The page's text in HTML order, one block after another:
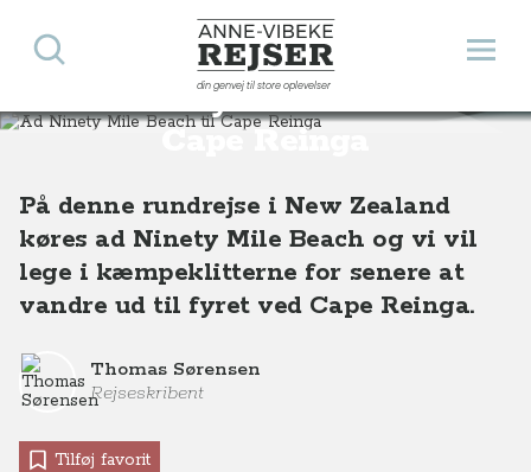
Anne-Vibeke Rejser
din genvej til store oplevelser
Åbn
Søg
Ad Ninety Mile Beach til
Cape Reinga
Destinationer Oceanien New Zealand Ad Ninety Mile Beach til Cape Reinga, New Zealand
På denne rundrejse i New Zealand
køres ad Ninety Mile Beach og vi vil
lege i kæmpeklitterne for senere at
vandre ud til fyret ved Cape Reinga.
Thomas Sørensen
Rejseskribent
Tilføj favorit